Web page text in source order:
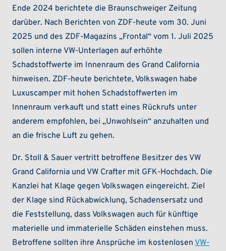
Ende 2024 berichtete die Braunschweiger Zeitung
darüber. Nach Berichten von ZDF-heute vom 30. Juni
2025 und des ZDF-Magazins „Frontal“ vom 1. Juli 2025
sollen interne VW-Unterlagen auf erhöhte
Schadstoffwerte im Innenraum des Grand California
hinweisen. ZDF-heute berichtete, Volkswagen habe
Luxuscamper mit hohen Schadstoffwerten im
Innenraum verkauft und statt eines Rückrufs unter
anderem empfohlen, bei „Unwohlsein“ anzuhalten und
an die frische Luft zu gehen.
Dr. Stoll & Sauer vertritt betroffene Besitzer des VW
Grand California und VW Crafter mit GFK-Hochdach. Die
Kanzlei hat Klage gegen Volkswagen eingereicht. Ziel
der Klage sind Rückabwicklung, Schadensersatz und
die Feststellung, dass Volkswagen auch für künftige
materielle und immaterielle Schäden einstehen muss.
Betroffene sollten ihre Ansprüche im kostenlosen VW-